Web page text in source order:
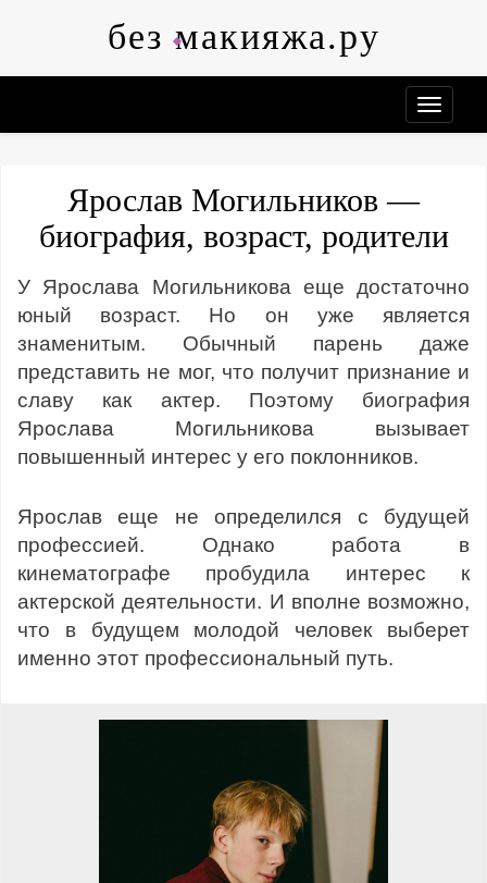
без макияжа.ру
Ярослав Могильников —
биография, возраст, родители
У Ярослава Могильникова еще достаточно
юный возраст. Но он уже является
знаменитым. Обычный парень даже
представить не мог, что получит признание и
славу как актер. Поэтому биография
Ярослава Могильникова вызывает
повышенный интерес у его поклонников.
Ярослав еще не определился с будущей
профессией. Однако работа в
кинематографе пробудила интерес к
актерской деятельности. И вполне возможно,
что в будущем молодой человек выберет
именно этот профессиональный путь.